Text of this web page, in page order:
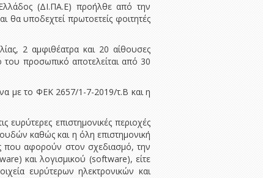
(ΔΙ.ΠΑ.Ε) προήλθε από την
υποδεχτεί πρωτοετείς φοιτητές
2 αμφιθέατρα και 20 αίθουσες
προσωπικό αποτελείται από 30
με το ΦΕΚ 2657/1-7-2019/τ.Β και η
ευρύτερες επιστημονικές περιοχές
καθώς και η όλη επιστημονική
που αφορούν στον σχεδιασμό, την
και λογισμικού (software), είτε
ευρύτερων ηλεκτρονικών και